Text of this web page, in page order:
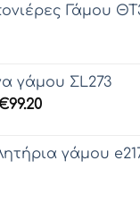
Γάμου
γάμου ΣL273
99.20Price
through
γάμου